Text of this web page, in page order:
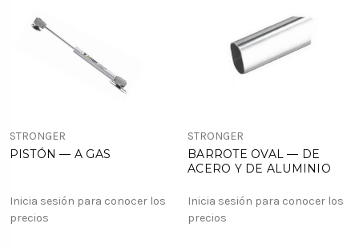
STRONGER
PISTÓN — A GAS
Inicia sesión para conocer los
precios
STRONGER
BARROTE OVAL — DE
ACERO Y DE ALUMINIO
Inicia sesión para conocer los
precios